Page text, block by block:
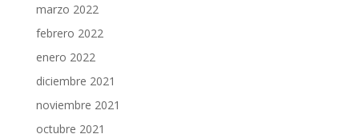
marzo 2022
febrero 2022
enero 2022
diciembre 2021
noviembre 2021
octubre 2021